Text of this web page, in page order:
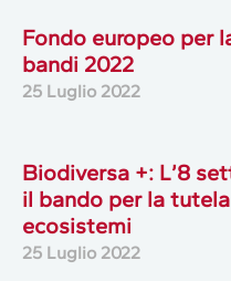
Fondo europeo per
bandi 2022
25 Luglio 2022
Biodiversa +: L’8
il bando per la
ecosistemi
25 Luglio 2022